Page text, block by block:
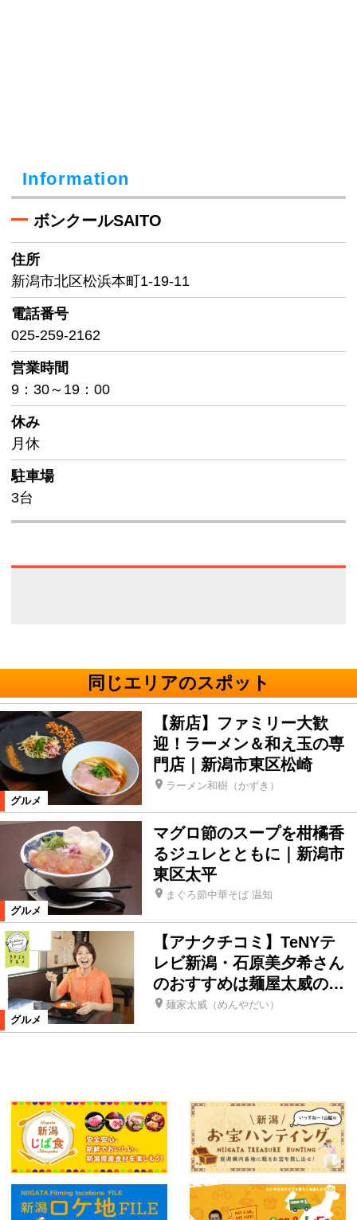
Information
ボンクールSAITO
住所
新潟市北区松浜本町1-19-11
電話番号
025-259-2162
営業時間
9：30～19：00
休み
月休
駐車場
3台
同じエリアのスポット
グルメ
【新店】ファミリー大歓
迎！ラーメン＆和え玉の専
門店｜新潟市東区松崎
ラーメン和樹（かずき）
グルメ
マグロ節のスープを柑橘香
るジュレとともに｜新潟市
東区太平
まぐろ節中華そば 温知
グルメ
【アナクチコミ】TeNYテ
レビ新潟・石原美夕希さん
のおすすめは麺屋太威の…
麺家太威（めんやだい）